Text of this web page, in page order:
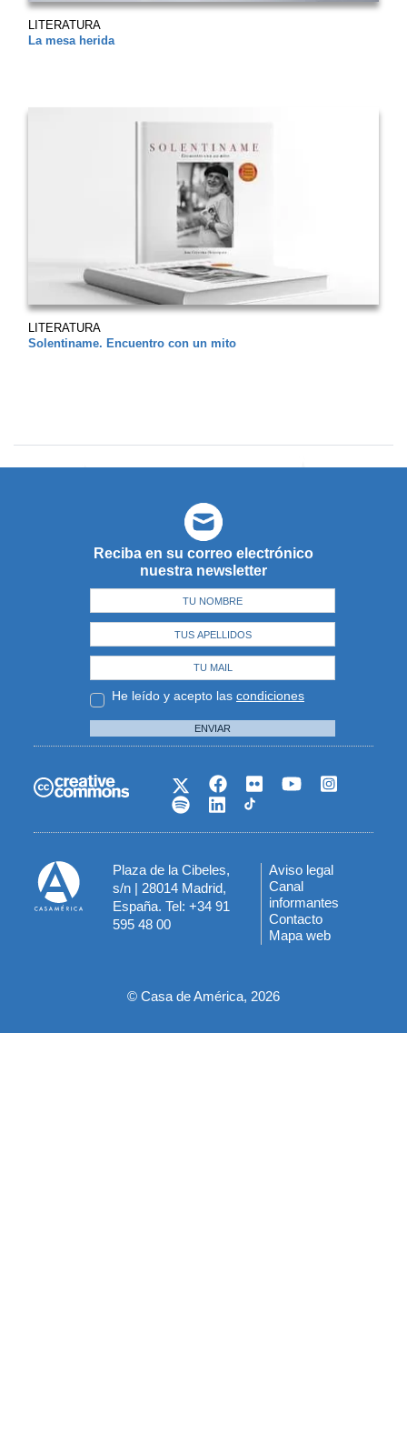
LITERATURA
La mesa herida
LITERATURA
Solentiname. Encuentro con un mito
Reciba en su correo electrónico
nuestra newsletter
He leído y acepto las condiciones
ENVIAR
Plaza de la Cibeles,
s/n | 28014 Madrid,
España. Tel: +34 91
595 48 00
Menú
del
pie
Aviso legal
Canal
informantes
Contacto
Mapa web
© Casa de América, 2026